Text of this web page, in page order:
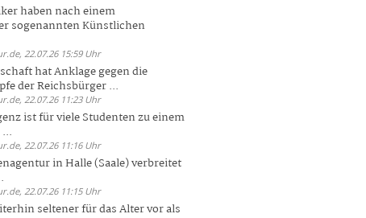
haben nach einem
sogenannten Künstlichen
22.07.26 15:59 Uhr
hat Anklage gegen die
der Reichsbürger ...
22.07.26 11:23 Uhr
ist für viele Studenten zu einem
22.07.26 11:16 Uhr
in Halle (Saale) verbreitet
22.07.26 11:15 Uhr
seltener für das Alter vor als